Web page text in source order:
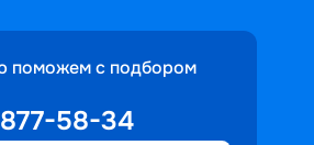
поможем с подбором
58-34